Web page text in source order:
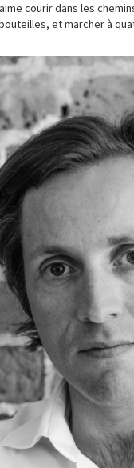
courir dans les
et marcher à